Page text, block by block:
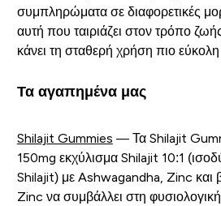
συμπληρώματα σε διαφορετικές
αυτή που ταιριάζει στον τρόπο
κάνει τη σταθερή χρήση πιο
Τα αγαπημένα μας
Shilajit Gummies — Τα Shilajit
150mg εκχύλισμα Shilajit 10:1
Shilajit) με Ashwagandha, Zinc και
Zinc να συμβάλλει στη φυσιολογική